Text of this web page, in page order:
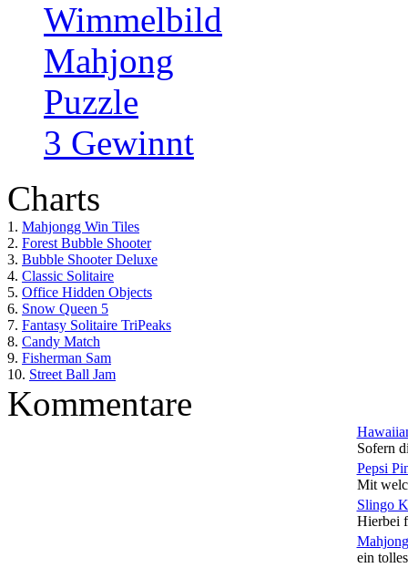
Wimmelbild
Mahjong
Puzzle
3 Gewinnt
Charts
1. Mahjongg Win Tiles
2. Forest Bubble Shooter
3. Bubble Shooter Deluxe
4. Classic Solitaire
5. Office Hidden Objects
6. Snow Queen 5
7. Fantasy Solitaire TriPeaks
8. Candy Match
9. Fisherman Sam
10. Street Ball Jam
Kommentare
Sofern
Pepsi
Mit
Slingo
Hierbei
ein